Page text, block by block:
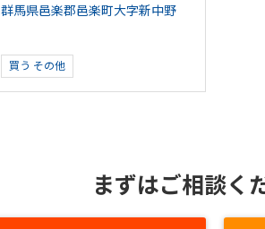
群馬県邑楽郡邑楽町大字新中野
買う その他
まずはご相談く